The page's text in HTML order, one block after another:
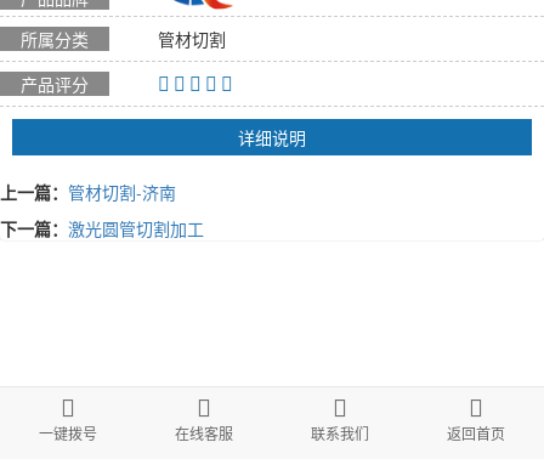
所属分类
管材切割
产品评分
详细说明
上一篇： 管材切割-济南
下一篇： 激光圆管切割加工
一键拨号 在线客服 联系我们 返回首页